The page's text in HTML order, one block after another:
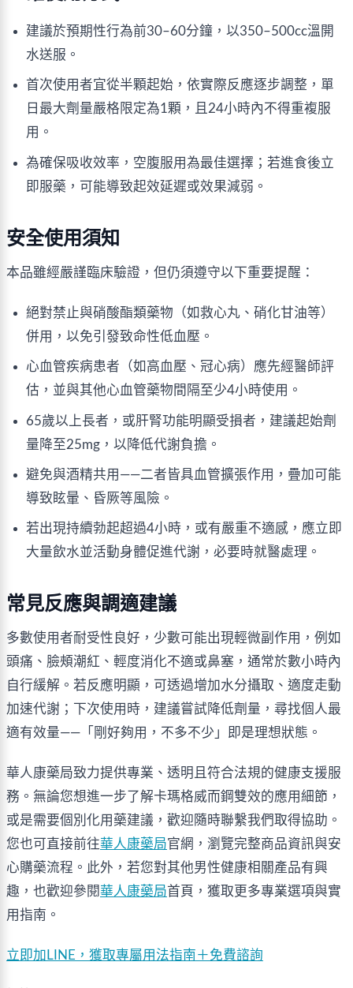
建議於預期性行為前30–60分鐘，以350–500cc溫開
水送服。
首次使用者宜從半顆起始，依實際反應逐步調整，單
日最大劑量嚴格限定為1顆，且24小時內不得重複服
用。
為確保吸收效率，空腹服用為最佳選擇；若進食後立
即服藥，可能導致起效延遲或效果減弱。
安全使用須知
本品雖經嚴謹臨床驗證，但仍須遵守以下重要提醒：
絕對禁止與硝酸酯類藥物（如救心丸、硝化甘油等）
併用，以免引發致命性低血壓。
心血管疾病患者（如高血壓、冠心病）應先經醫師評
估，並與其他心血管藥物間隔至少4小時使用。
65歲以上長者，或肝腎功能明顯受損者，建議起始劑
量降至25mg，以降低代謝負擔。
避免與酒精共用——二者皆具血管擴張作用，疊加可能
導致眩暈、昏厥等風險。
若出現持續勃起超過4小時，或有嚴重不適感，應立即
大量飲水並活動身體促進代謝，必要時就醫處理。
常見反應與調適建議
多數使用者耐受性良好，少數可能出現輕微副作用，例如
頭痛、臉頰潮紅、輕度消化不適或鼻塞，通常於數小時內
自行緩解。若反應明顯，可透過增加水分攝取、適度走動
加速代謝；下次使用時，建議嘗試降低劑量，尋找個人最
適有效量——「剛好夠用，不多不少」即是理想狀態。
華人康藥局致力提供專業、透明且符合法規的健康支援服
務。無論您想進一步了解卡瑪格威而鋼雙效的應用細節，
或是需要個別化用藥建議，歡迎隨時聯繫我們取得協助。
您也可直接前往華人康藥局官網，瀏覽完整商品資訊與安
心購藥流程。此外，若您對其他男性健康相關產品有興
趣，也歡迎參閱華人康藥局首頁，獲取更多專業選項與實
用指南。
立即加LINE，獲取專屬用法指南＋免費諮詢